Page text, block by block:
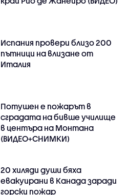
Испания провери близо 200
пътници на влизане от
Италия
Потушен е пожарът в
сградата на бивше училище
в центъра на Монтана
(ВИДЕО+СНИМКИ)
20 хиляди души бяха
евакуирани в Канада заради
горски пожар